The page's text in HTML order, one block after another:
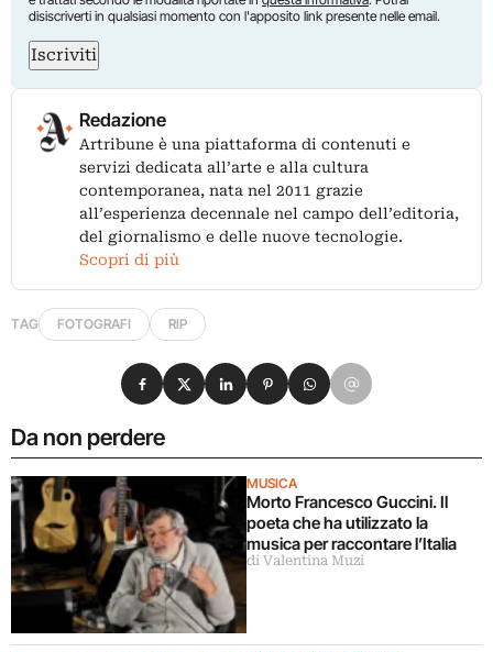
disiscriverti in qualsiasi momento con l'apposito link presente nelle email.
Iscriviti
Redazione
Artribune è una piattaforma di contenuti e
servizi dedicata all’arte e alla cultura
contemporanea, nata nel 2011 grazie
all’esperienza decennale nel campo dell’editoria,
del giornalismo e delle nuove tecnologie.
Scopri di più
TAG FOTOGRAFI RIP
Da non perdere
MUSICA
Morto Francesco Guccini. Il
poeta che ha utilizzato la
musica per raccontare l’Italia
di Valentina Muzi
Condividi su Facebook
Condividi su X
Condividi su LinkedIn
Condividi su Pinterest
Condividi su WhatsApp
Condividi su Email